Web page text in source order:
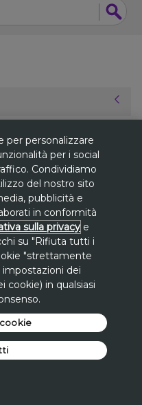
prezzo più basso
www.avon.it, se
indicato.
Lorenzo valida
sul sito avon.it.
a fronte di una
a carrello
applicata
carrello a
minima.
per personalizzare
per i social
Condividiamo
del nostro sito
pubblicità e
in conformità
sulla privacy e
su "Rifiuta tutti i
"strettamente
impostazioni dei
cookie) in qualsiasi